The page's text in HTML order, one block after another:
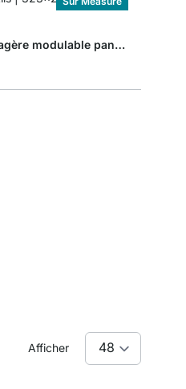
P-SLOT 408 Étagère modulable panneau porte outils
Afficher